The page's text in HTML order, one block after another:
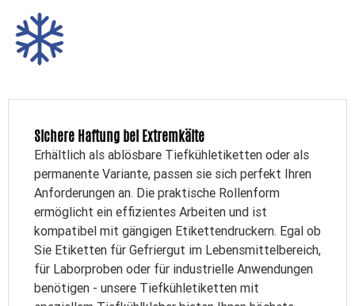
Sichere Haftung bei Extremkälte
Erhältlich als ablösbare Tiefkühletiketten oder als
permanente Variante, passen sie sich perfekt Ihren
Anforderungen an. Die praktische Rollenform
ermöglicht ein effizientes Arbeiten und ist
kompatibel mit gängigen Etikettendruckern. Egal ob
Sie Etiketten für Gefriergut im Lebensmittelbereich,
für Laborproben oder für industrielle Anwendungen
benötigen - unsere Tiefkühletiketten mit